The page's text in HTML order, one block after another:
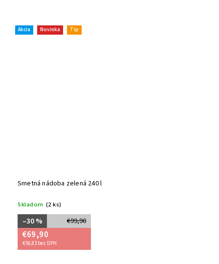
Akcia Novinka Tip
Smetná nádoba zelená 240 l
Skladom (2 ks)
€99,90
–30 %
€69,90
€56,83 bez DPH